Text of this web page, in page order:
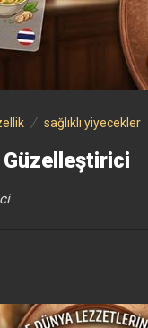
sağlıklı yiyecekler
Güzelleştirici